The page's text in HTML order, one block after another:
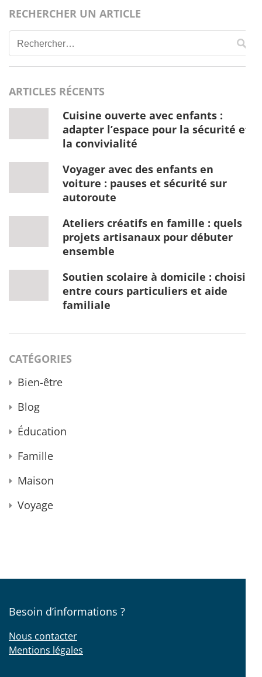
RECHERCHER UN ARTICLE
Rechercher :
ARTICLES RÉCENTS
Cuisine ouverte avec enfants :
adapter l’espace pour la sécurité et
la convivialité
Voyager avec des enfants en
voiture : pauses et sécurité sur
autoroute
Ateliers créatifs en famille : quels
projets artisanaux pour débuter
ensemble
Soutien scolaire à domicile : choisir
entre cours particuliers et aide
familiale
CATÉGORIES
Bien-être
Blog
Éducation
Famille
Maison
Voyage
Besoin d’informations ?
Nous contacter
Mentions légales